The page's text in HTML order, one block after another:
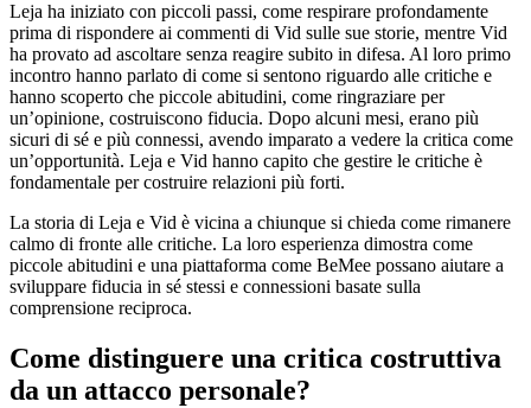
Leja ha iniziato con piccoli passi, come respirare profondamente
prima di rispondere ai commenti di Vid sulle sue storie, mentre Vid
ha provato ad ascoltare senza reagire subito in difesa. Al loro primo
incontro hanno parlato di come si sentono riguardo alle critiche e
hanno scoperto che piccole abitudini, come ringraziare per
un’opinione, costruiscono fiducia. Dopo alcuni mesi, erano più
sicuri di sé e più connessi, avendo imparato a vedere la critica come
un’opportunità. Leja e Vid hanno capito che gestire le critiche è
fondamentale per costruire relazioni più forti.
La storia di Leja e Vid è vicina a chiunque si chieda come rimanere
calmo di fronte alle critiche. La loro esperienza dimostra come
piccole abitudini e una piattaforma come BeMee possano aiutare a
sviluppare fiducia in sé stessi e connessioni basate sulla
comprensione reciproca.
Come distinguere una critica costruttiva
da un attacco personale?